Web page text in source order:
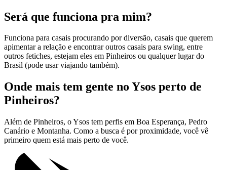
Será que funciona pra mim?
Funciona para casais procurando por diversão, casais que querem
apimentar a relação e encontrar outros casais para swing, entre
outros fetiches, estejam eles em Pinheiros ou qualquer lugar do
Brasil (pode usar viajando também).
Onde mais tem gente no Ysos perto de
Pinheiros?
Além de Pinheiros, o Ysos tem perfis em Boa Esperança, Pedro
Canário e Montanha. Como a busca é por proximidade, você vê
primeiro quem está mais perto de você.